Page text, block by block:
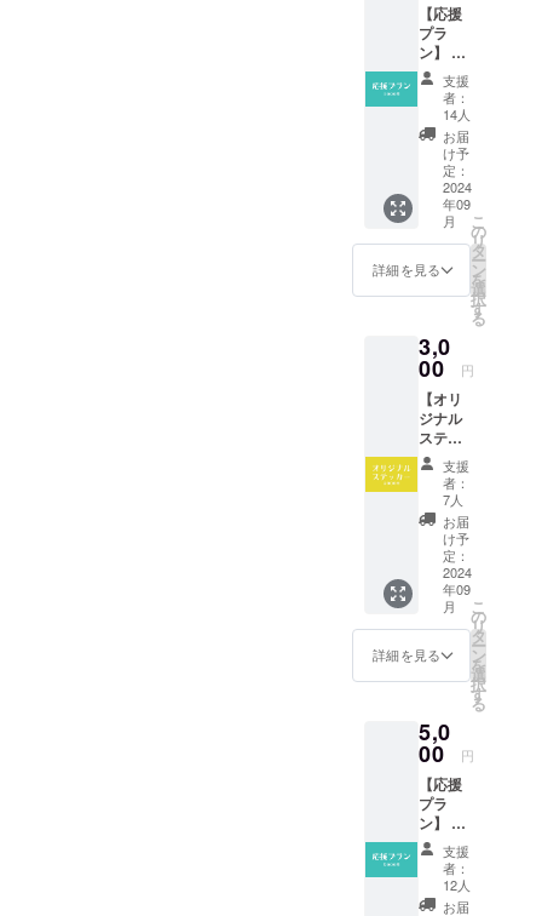
【応援
プラ
ン】 感
謝の気
持ちを
込め
て、お
礼の
メッ
セージ
をお送
りしま
す。 ※
支援者
様に希
望を確
お名前
をHP及
び各
SNSに
掲載さ
せてい
ただき
ます。
掲載方
法：文
字のみ
（都道
府県、
お名
前） ※
支援
時、掲
前をご
記入く
ださ
い。な
お、記
載が不
要な方
は空欄
のまま
でお進
支援
者：
14人
お届
け予
定：
2024
年09
月
詳細を見る
こ
の
リ
タ
ー
ン
を
選
択
す
る
3,0
00 円
【オリ
ジナル
ステッ
カー】
感謝の
気持ち
を込め
て、お
礼の
メッ
セージ
とオリ
ジナル
ステッ
カーを
お送り
す。 ス
テッ
カーの
サイズ
は、
2.9cm×
2.9cm
です。
※支援者
様に希
支援
者：
7人
お届
け予
定：
2024
年09
月
詳細を見る
こ
の
リ
タ
ー
ン
を
選
択
す
る
5,0
00 円
【応援
プラ
ン】 感
謝の気
持ちを
込め
て、お
支援
者：
12人
お届